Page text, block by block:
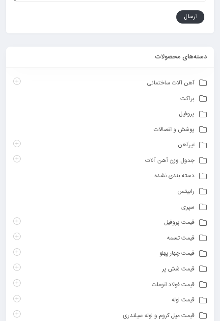
دسته‌های محصولات
آهن آلات ساختمانی
براکت
پروفیل
پوشش و اتصالات
تیرآهن
جدول وزن آهن آلات
دسته بندی نشده
رابیتس
سپری
قیمت پروفیل
قیمت تسمه
قیمت چهار پهلو
قیمت شش پر
قیمت فولاد اتومات
قیمت لوله
قیمت میل کروم و لوله سیلندری